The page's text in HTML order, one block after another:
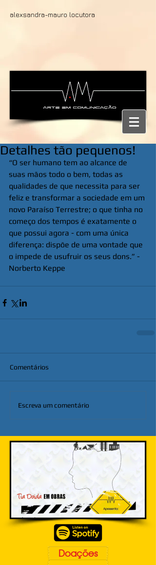
alexsandra-mauro locutora
Detalhes tão pequenos!
“O ser humano tem ao alcance de
suas mãos todo o bem, todas as
qualidades de que necessita para ser
feliz e transformar a sociedade em um
novo Paraíso Terrestre; o que tinha no
começo dos tempos é exatamente o
que possui agora - com uma única
diferença: dispõe de uma vontade que
o impede de usufruir os seus dons.” -
Norberto Keppe
Comentários
Escreva um comentário
Doações